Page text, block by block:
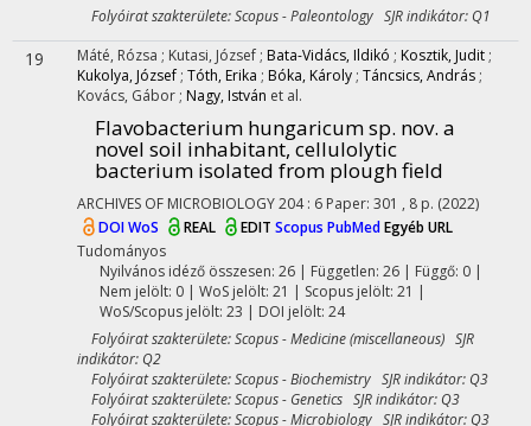
Folyóirat szakterülete: Scopus - Paleontology SJR indikátor: Q1
19 Máté, Rózsa ; Kutasi, József ; Bata-Vidács, Ildikó ; Kosztik, Judit ;
Kukolya, József ; Tóth, Erika ; Bóka, Károly ; Táncsics, András ;
Kovács, Gábor ; Nagy, István et al.
Flavobacterium hungaricum sp. nov. a
novel soil inhabitant, cellulolytic
bacterium isolated from plough field
ARCHIVES OF MICROBIOLOGY204: 6 Paper: 301 , 8 p. (2022)
DOIWoS REAL EDIT Scopus PubMedEgyéb URL
Tudományos
Nyilvános idéző összesen: 26| Független: 26 | Függő: 0 |
Nem jelölt: 0 | WoS jelölt: 21 | Scopus jelölt: 21 |
WoS/Scopus jelölt: 23 | DOI jelölt: 24
Folyóirat szakterülete: Scopus - Medicine (miscellaneous) SJR
indikátor: Q2
Folyóirat szakterülete: Scopus - Biochemistry SJR indikátor: Q3
Folyóirat szakterülete: Scopus - Genetics SJR indikátor: Q3
Folyóirat szakterülete: Scopus - Microbiology SJR indikátor: Q3